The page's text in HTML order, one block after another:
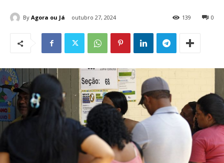
By Agora ou Já outubro 27, 2024 0
139